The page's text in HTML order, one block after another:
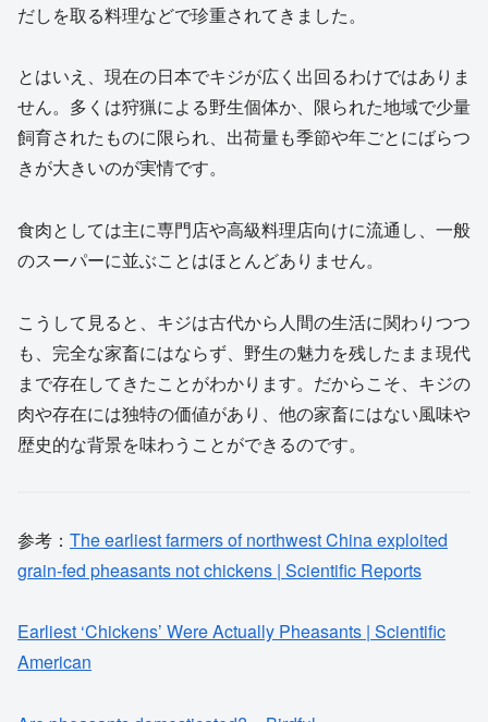
だしを取る料理などで珍重されてきました。
とはいえ、現在の日本でキジが広く出回るわけではありま
せん。多くは狩猟による野生個体か、限られた地域で少量
飼育されたものに限られ、出荷量も季節や年ごとにばらつ
きが大きいのが実情です。
食肉としては主に専門店や高級料理店向けに流通し、一般
のスーパーに並ぶことはほとんどありません。
こうして見ると、キジは古代から人間の生活に関わりつつ
も、完全な家畜にはならず、野生の魅力を残したまま現代
まで存在してきたことがわかります。だからこそ、キジの
肉や存在には独特の価値があり、他の家畜にはない風味や
歴史的な背景を味わうことができるのです。
参考： The earliest farmers of northwest China exploited
grain-fed pheasants not chickens | Scientific Reports
Earliest ‘Chickens’ Were Actually Pheasants | Scientific
American